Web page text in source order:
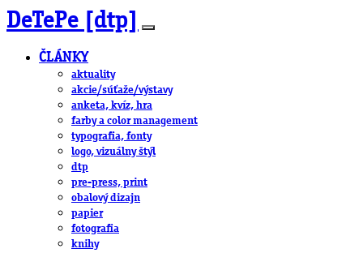
DeTePe [dtp]
ČLÁNKY
aktuality
akcie/súťaže/výstavy
anketa, kvíz, hra
farby a color management
typografia, fonty
logo, vizuálny štýl
dtp
pre-press, print
obalový dizajn
papier
fotografia
knihy